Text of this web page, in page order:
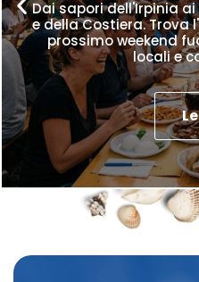
Dai sapori dell'Irpinia
e della Costiera. Trova
prossimo weekend
locali e